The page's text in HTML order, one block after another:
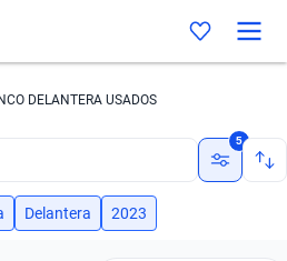
DELANTERA USADOS
5
Delantera 2023